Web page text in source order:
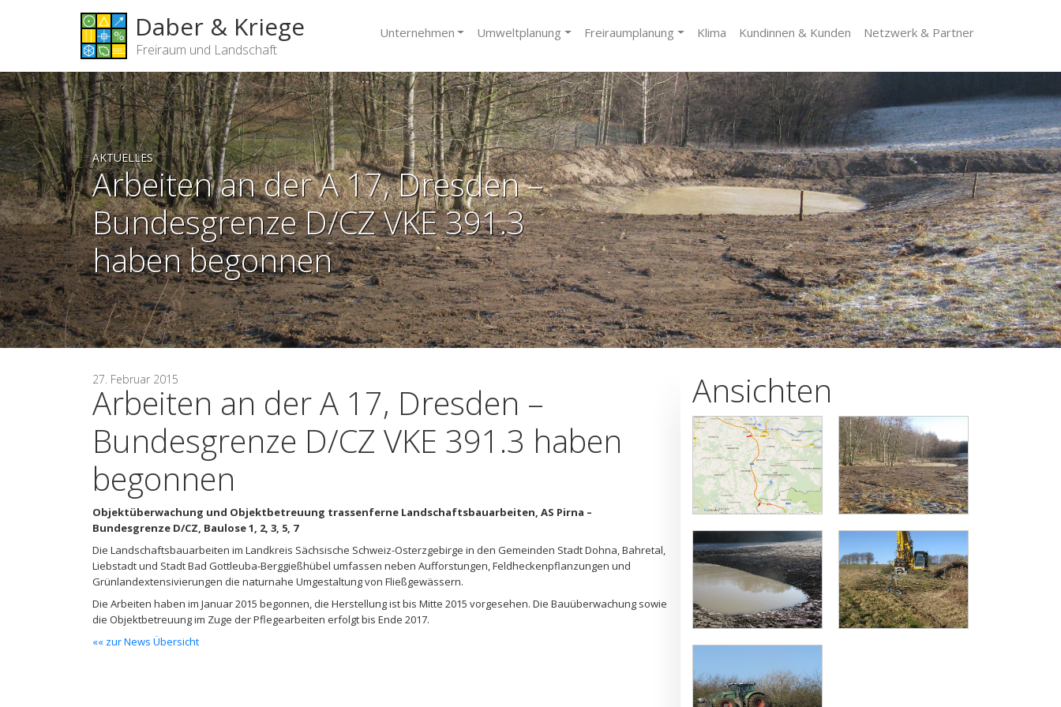
Daber & Kriege
Freiraum und Landschaft
Unternehmen Umweltplanung Freiraumplanung Klima Kundinnen & Kunden Netzwerk & Partner
AKTUELLES
Arbeiten an der A 17, Dresden –
Bundesgrenze D/CZ VKE 391.3
haben begonnen
27. Februar 2015
Arbeiten an der A 17, Dresden –
Bundesgrenze D/CZ VKE 391.3 haben
begonnen
Objektüberwachung und Objektbetreuung trassenferne Landschaftsbauarbeiten, AS Pirna –
Bundesgrenze D/CZ, Baulose 1, 2, 3, 5, 7
Die Landschaftsbauarbeiten im Landkreis Sächsische Schweiz-Osterzgebirge in den Gemeinden Stadt Dohna, Bahretal,
Liebstadt und Stadt Bad Gottleuba-Berggießhübel umfassen neben Aufforstungen, Feldheckenpflanzungen und
Grünlandextensivierungen die naturnahe Umgestaltung von Fließgewässern.
Die Arbeiten haben im Januar 2015 begonnen, die Herstellung ist bis Mitte 2015 vorgesehen. Die Bauüberwachung sowie
die Objektbetreuung im Zuge der Pflegearbeiten erfolgt bis Ende 2017.
«« zur News Übersicht
Ansichten